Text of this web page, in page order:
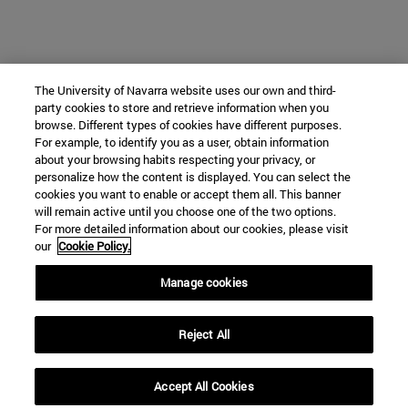
The University of Navarra website uses our own and third-
party cookies to store and retrieve information when you
browse. Different types of cookies have different purposes.
For example, to identify you as a user, obtain information
about your browsing habits respecting your privacy, or
personalize how the content is displayed. You can select the
cookies you want to enable or accept them all. This banner
will remain active until you choose one of the two options.
For more detailed information about our cookies, please visit
our Cookie Policy.
Manage cookies
Reject All
Accept All Cookies